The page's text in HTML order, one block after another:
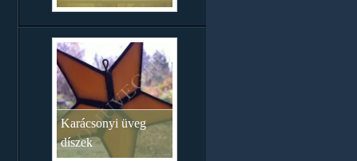
Karácsonyi üveg
díszek